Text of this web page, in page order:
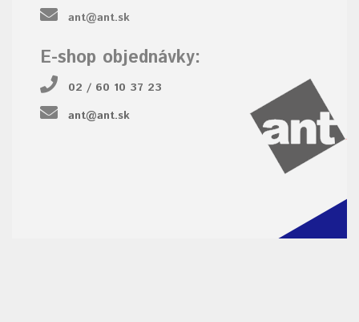
ant@ant.sk
E-shop objednávky:
02 / 60 10 37 23
ant@ant.sk